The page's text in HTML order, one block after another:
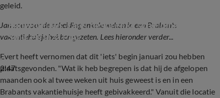
geleid.
Jan zou voor de scheiding enkele weken in een Brabants
vakantiehuisje hebben gezeten. Lees hieronder verder...
2:47
Shownieuws-tafel bespreekt scheiding Jan
Smit en Liza Plat
Evert heeft vernomen dat dit 'iets' begin januari zou hebben
plaatsgevonden. "Wat ik heb begrepen is dat hij de afgelopen
maanden ook al twee weken uit huis geweest is en in een
Brabants vakantiehuisje heeft gebivakkeerd." Vanuit die locatie